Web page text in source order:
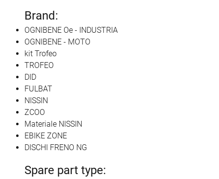
Brand:
OGNIBENE Oe - INDUSTRIA
OGNIBENE - MOTO
kit Trofeo
TROFEO
DID
FULBAT
NISSIN
ZCOO
Materiale NISSIN
EBIKE ZONE
DISCHI FRENO NG
Spare part type: